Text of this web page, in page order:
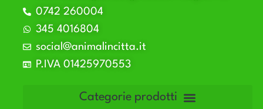
0742 260004
345 4016804
social@animalincitta.it
P.IVA 01425970553